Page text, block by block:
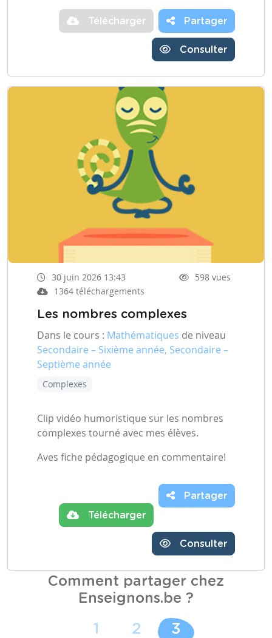
Télécharger Partager
Consulter
30 juin 2026 13:43
598 vues
1364 téléchargements
Les nombres complexes
Dans le cours : Mathématiques de niveau
Secondaire – Sixième année, Secondaire –
Septième année
Complexes
Clip vidéo humoristique sur les nombres
complexes tourné avec mes élèves.
Aves fiche pédagogique en commentaire!
Télécharger
Partager
Consulter
Comment partager chez
Enseignons.be ?
1 2 3